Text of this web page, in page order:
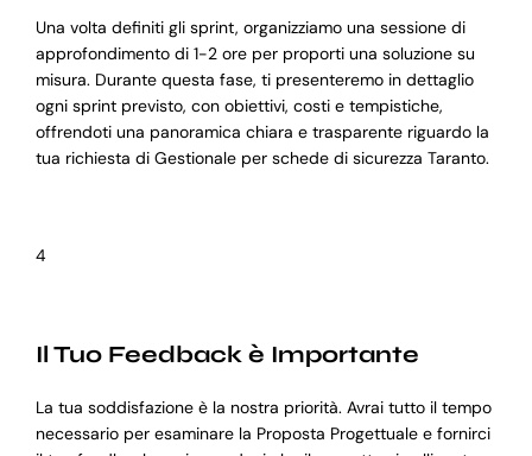
Una volta definiti gli sprint, organizziamo una sessione di
approfondimento di 1-2 ore per proporti una soluzione su
misura. Durante questa fase, ti presenteremo in dettaglio
ogni sprint previsto, con obiettivi, costi e tempistiche,
offrendoti una panoramica chiara e trasparente riguardo la
tua richiesta di Gestionale per schede di sicurezza Taranto.
4
Il Tuo Feedback è Importante
La tua soddisfazione è la nostra priorità. Avrai tutto il tempo
necessario per esaminare la Proposta Progettuale e fornirci